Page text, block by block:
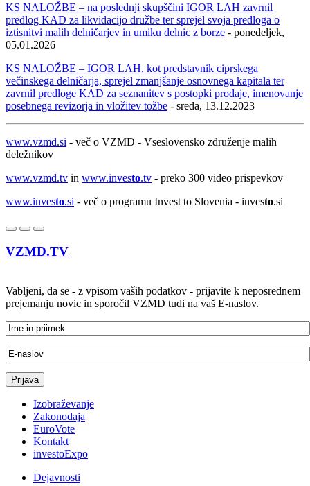
KS NALOŽBE – na poslednji skupščini IGOR LAH zavrnil
predlog KAD za likvidacijo družbe ter sprejel svoja predloga o
iztisnitvi malih delničarjev in umiku delnic z borze - ponedeljek,
05.01.2026
KS NALOŽBE – IGOR LAH, kot predstavnik ciprskega
večinskega delničarja, sprejel zmanjšanje osnovnega kapitala ter
zavrnil predloge KAD za seznanitev s postopki prodaje, imenovanje
posebnega revizorja in vložitev tožbe - sreda, 13.12.2023
www.vzmd.si - več o VZMD - Vseslovensko združenje malih
deležnikov
www.vzmd.tv in www.investo.tv - preko 300 video prispevkov
www.investo.si - več o programu Invest to Slovenia - investo.si
VZMD.TV
Vabljeni, da se - z vpisom vaših podatkov - prijavite k neposrednem
prejemanju novic in sporočil VZMD tudi na vaš E-naslov.
Izobraževanje
Zakonodaja
EuroVote
Kontakt
investoExpo
Dejavnosti